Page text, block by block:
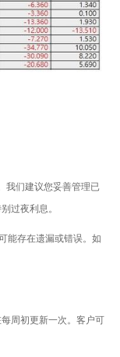
们建议您妥善管理已
过夜利息。
存在遗漏或错误。如
周初更新一次。客户可